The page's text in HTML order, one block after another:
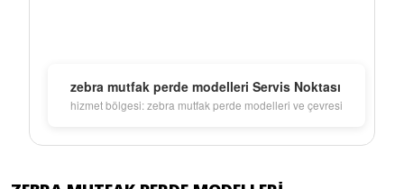
zebra mutfak perde modelleri Servis Noktası
hizmet bölgesi: zebra mutfak perde modelleri ve çevresi